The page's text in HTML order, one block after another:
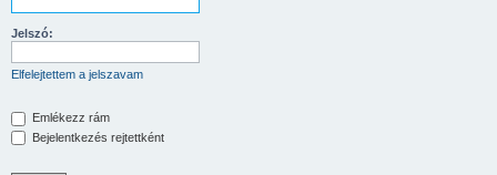
Jelszó:
Elfelejtettem a jelszavam
Emlékezz rám
Bejelentkezés rejtettként